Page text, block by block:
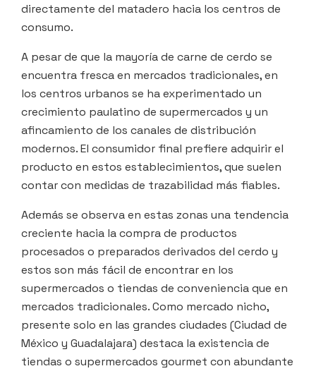
directamente del matadero hacia los centros de
consumo.
A pesar de que la mayoría de carne de cerdo se
encuentra fresca en mercados tradicionales, en
los centros urbanos se ha experimentado un
crecimiento paulatino de supermercados y un
afincamiento de los canales de distribución
modernos. El consumidor final prefiere adquirir el
producto en estos establecimientos, que suelen
contar con medidas de trazabilidad más fiables.
Además se observa en estas zonas una tendencia
creciente hacia la compra de productos
procesados o preparados derivados del cerdo y
estos son más fácil de encontrar en los
supermercados o tiendas de conveniencia que en
mercados tradicionales. Como mercado nicho,
presente solo en las grandes ciudades (Ciudad de
México y Guadalajara) destaca la existencia de
tiendas o supermercados gourmet con abundante